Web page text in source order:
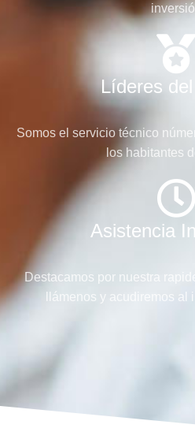
Líderes
Somos el servicio técnico
los habitantes
Asistencia
Destacamos por nuestra
llámenos y acudiremos al